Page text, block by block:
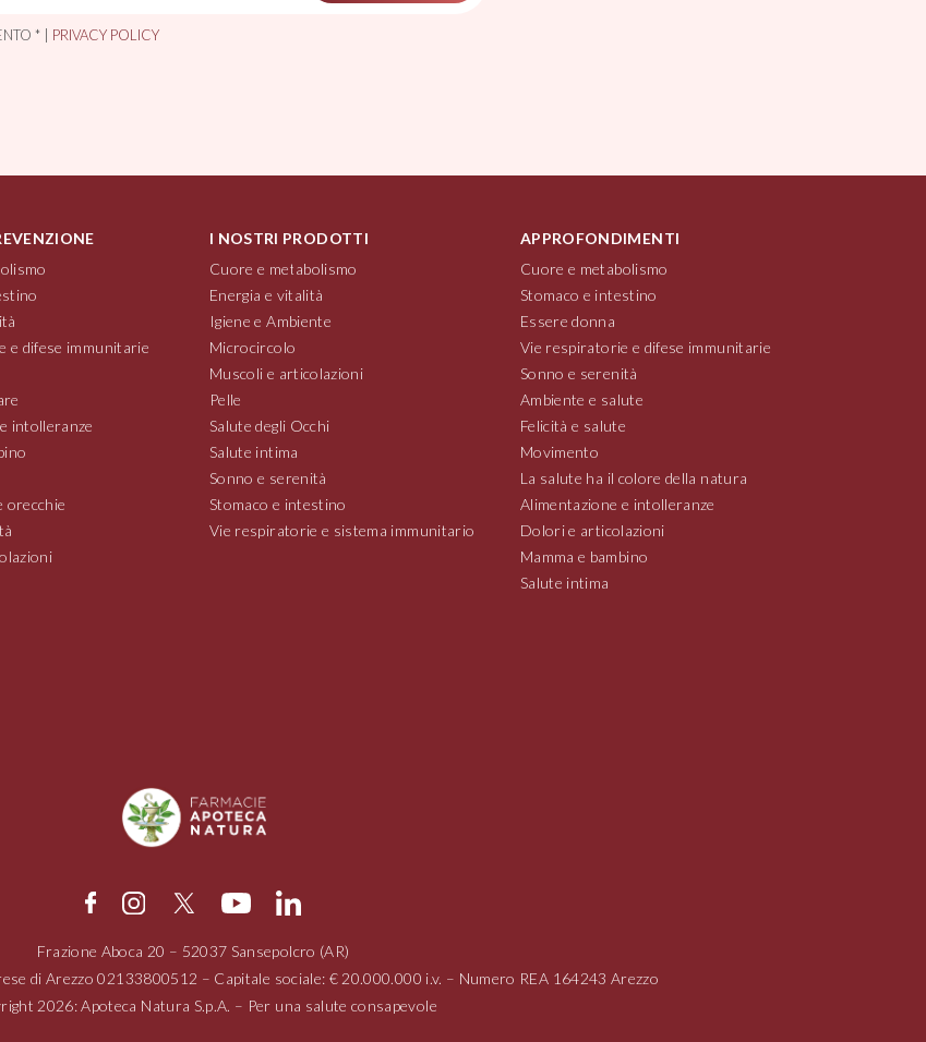
* | PRIVACY POLICY
e difese immunitarie
intolleranze
orecchie
I NOSTRI PRODOTTI
Cuore e metabolismo
Energia e vitalità
Igiene e Ambiente
Microcircolo
Muscoli e articolazioni
Pelle
Salute degli Occhi
Salute intima
Sonno e serenità
Stomaco e intestino
Vie respiratorie e sistema immunitario
APPROFONDIMENTI
Cuore e metabolismo
Stomaco e intestino
Essere donna
Vie respiratorie e difese immunitarie
Sonno e serenità
Ambiente e salute
Felicità e salute
Movimento
La salute ha il colore della natura
Alimentazione e intolleranze
Dolori e articolazioni
Mamma e bambino
Salute intima
Frazione Aboca 20 – 52037 Sansepolcro (AR)
di Arezzo02133800512 – Capitale sociale: € 20.000.000 i.v. – Numero REA 164243 Arezzo
2026: Apoteca Natura S.p.A. – Per una salute consapevole